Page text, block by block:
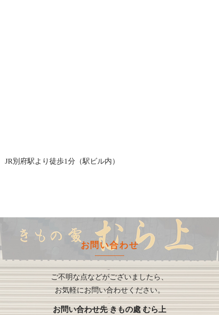
JR別府駅より徒歩1分（駅ビル内）
お問い合わせ
ご不明な点などがございましたら、
お気軽にお問い合わせください。
お問い合わせ先 きもの處 むら上